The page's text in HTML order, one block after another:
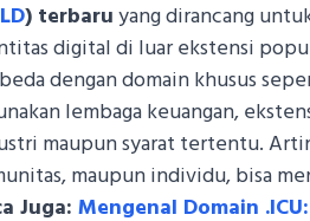
) terbaruyang dirancang
digital di luar ekstensi
dengan domain khusus
lembaga keuangan,
maupun syarat tertentu.
maupun individu, bisa
Juga:Mengenal Domain